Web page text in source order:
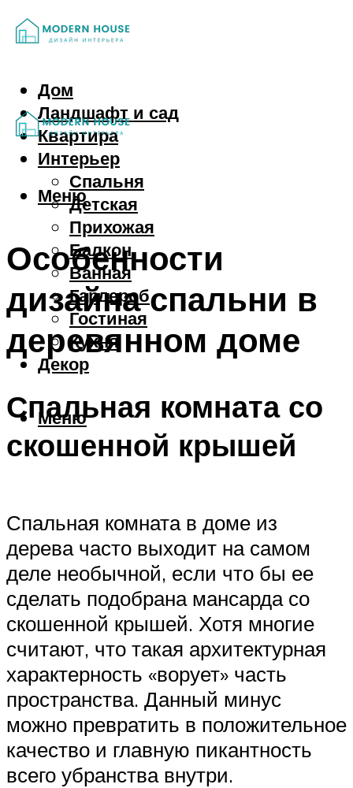
Дом
Ландшафт и сад
Квартира
Интерьер
Спальня
Детская
Прихожая
Балкон
Ванная
Гардероб
Гостиная
Кухня
Декор
Меню
Меню
Особенности
дизайна спальни в
деревянном доме
Спальная комната со
скошенной крышей
Спальная комната в доме из
дерева часто выходит на самом
деле необычной, если что бы ее
сделать подобрана мансарда со
скошенной крышей. Хотя многие
считают, что такая архитектурная
характерность «ворует» часть
пространства. Данный минус
можно превратить в положительное
качество и главную пикантность
всего убранства внутри.